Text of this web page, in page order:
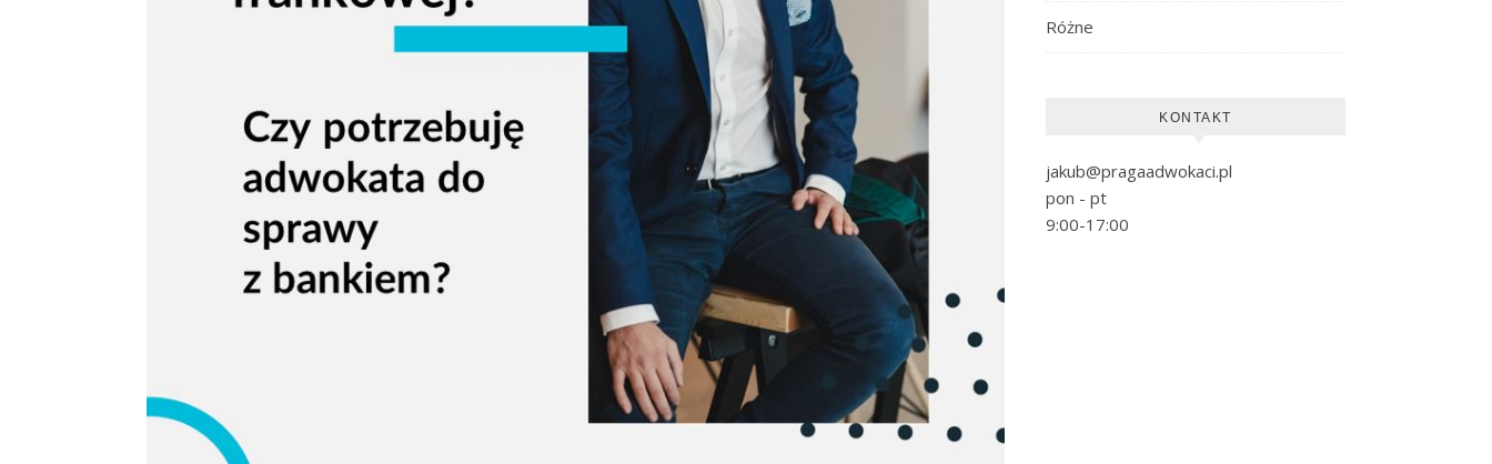
Różne
KONTAKT
jakub@pragaadwokaci.pl
pon - pt
9:00-17:00